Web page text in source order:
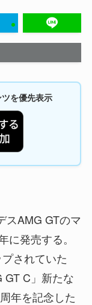
を優先表示
スAMG GTのマ
発売する。
されていた
GT C」新たな
年を記念した